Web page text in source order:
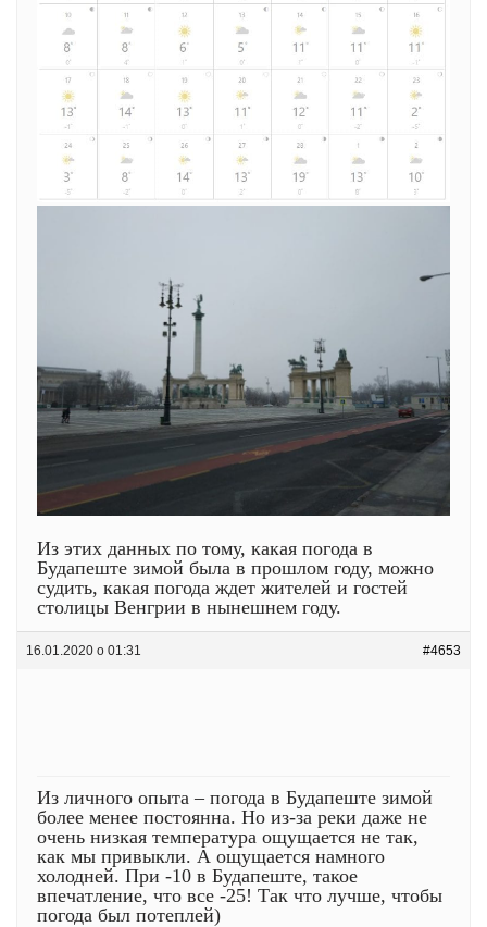
Из этих данных по тому, какая погода в
Будапеште зимой была в прошлом году, можно
судить, какая погода ждет жителей и гостей
столицы Венгрии в нынешнем году.
16.01.2020 о 01:31 #4653
Из личного опыта – погода в Будапеште зимой
более менее постоянна. Но из-за реки даже не
очень низкая температура ощущается не так,
как мы привыкли. А ощущается намного
холодней. При -10 в Будапеште, такое
впечатление, что все -25! Так что лучше, чтобы
погода был потеплей)